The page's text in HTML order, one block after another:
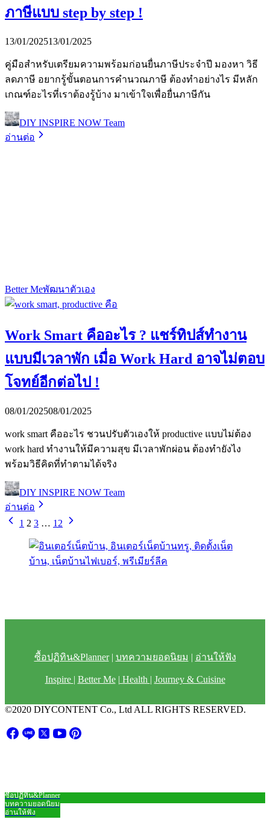
ภาษีแบบ step by step !
13/01/202513/01/2025
คู่มือสำหรับเตรียมความพร้อมก่อนยื่นภาษีประจำปี มองหา วิธี
ลดภาษี อยากรู้ขั้นตอนการคำนวณภาษี ต้องทำอย่างไร มีหลัก
เกณฑ์อะไรที่เราต้องรู้บ้าง มาเข้าใจเพื่อยื่นภาษีกัน
DIY INSPIRE NOW Team
อ่านต่อ
Better Meพัฒนาตัวเอง
Work Smart คืออะไร ? แชร์ทิปส์ทำงาน
แบบมีเวลาพัก เมื่อ Work Hard อาจไม่ตอบ
โจทย์อีกต่อไป !
08/01/202508/01/2025
work smart คืออะไร ชวนปรับตัวเองให้ productive แบบไม่ต้อง
work hard ทำงานให้มีความสุข มีเวลาพักผ่อน ต้องทำยังไง
พร้อมวิธีคิดที่ทำตามได้จริง
DIY INSPIRE NOW Team
อ่านต่อ
1 2 3 … 12
ซื้อปฏิทิน&Planner| บทความยอดนิยม | อ่านให้ฟัง
Inspire | Better Me| Health | Journey & Cuisine
©2020 DIYCONTENT Co., Ltd ALL RIGHTS RESERVED.
ซื้อปฏิทิน&Planner
บทความยอดนิยม
อ่านให้ฟัง
Close